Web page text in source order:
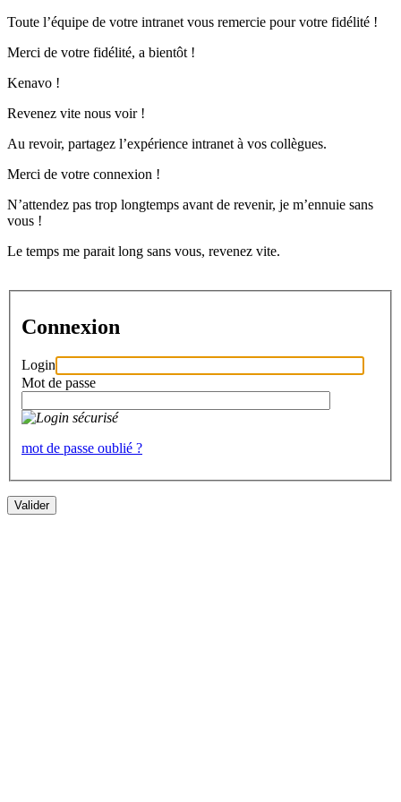
Toute l’équipe de votre intranet vous remercie pour votre fidélité !
Merci de votre fidélité, a bientôt !
Kenavo !
Revenez vite nous voir !
Au revoir, partagez l’expérience intranet à vos collègues.
Merci de votre connexion !
N’attendez pas trop longtemps avant de revenir, je m’ennuie sans
vous !
Le temps me parait long sans vous, revenez vite.
Connexion
Login
Mot de passe
mot de passe oublié ?